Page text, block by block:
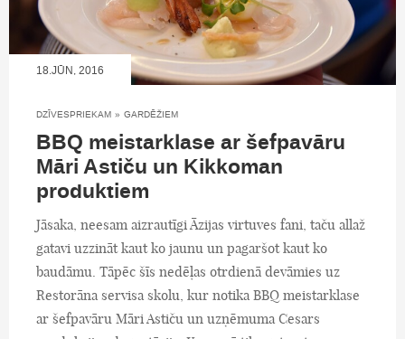
18.JŪN, 2016
DZĪVESPRIEKAM » GARDĒŽIEM
BBQ meistarklase ar šefpavāru
Māri Astiču un Kikkoman
produktiem
Jāsaka, neesam aizrautīgi Āzijas virtuves fani, taču allaž
gatavi uzzināt kaut ko jaunu un pagaršot kaut ko
baudāmu. Tāpēc šīs nedēļas otrdienā devāmies uz
Restorāna servisa skolu, kur notika BBQ meistarklase
ar šefpavāru Māri Astiču un uzņēmuma Cesars